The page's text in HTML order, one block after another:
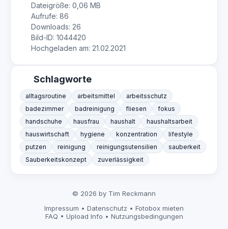
Dateigröße: 0,06 MB
Aufrufe: 86
Downloads: 26
Bild-ID: 1044420
Hochgeladen am: 21.02.2021
Schlagworte
alltagsroutine arbeitsmittel
arbeitsschutz
badezimmer
badreinigung fliesen
fokus
handschuhe
hausfrau haushalt
haushaltsarbeit
hauswirtschaft
hygiene konzentration
lifestyle
putzen
reinigung reinigungsutensilien
sauberkeit
Sauberkeitskonzept
zuverlässigkeit
© 2026 by Tim Reckmann
Impressum • Datenschutz • Fotobox mieten
FAQ • Upload Info • Nutzungsbedingungen